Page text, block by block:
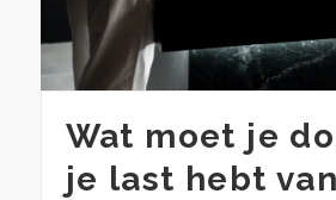
Wat moet je
je last hebt van